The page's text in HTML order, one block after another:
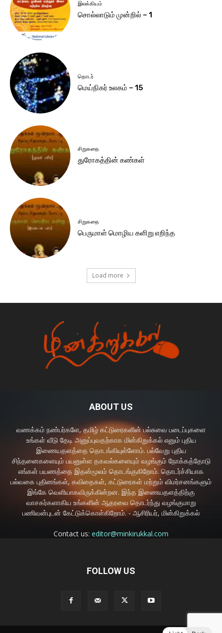
இலக்கியம்
சொல்லாடும் முன்றில் – 1
தொடர்
மெய்நிகர் உலகம் – 15
சிறுகதை
துரோகத்தின் கண்கள்
சிறுகதை
பெருமாள் மொழிய களிறு எறிந்த
Load more
ABOUT US
வணக்கம் நண்பர்களே, தமிழ் கட்டுரைகளின் பல்சுவை படைப்புகளை
உங்கள் வீடு தேடி அனுப்புவதற்காக மின்கிறுக்கல் எனும் புதிய
இணையதளத்தை தொடங்கியுள்ளோம். பல்வேறு புதிய
சிந்தனைகளையும் பயனுள்ள தகவல்களையும் வழங்கும் நோக்கத்தோடு
எங்கள் பயணத்தை இதன்மூலம் தொடங்குகிறோம். தொடர்ச்சியாக
பல்வகை புதினங்கள், கவிதைகள், கட்டுரைகள் மற்றும் விமர்சனங்களும்
இங்கே வெளியாகவிருக்கின்றன. இந்த இணையதளத்திற்கு
வாசகர்களாகிய உங்களின் ஆதரவை தொடர்ந்து வழங்குமாறு
பணிவன்புடன் கேட்டுக்கொள்கிறோம். - ஆசிரியர், மின்கிறுக்கல்
Contact us: editor@minkirukkal.com
FOLLOW US